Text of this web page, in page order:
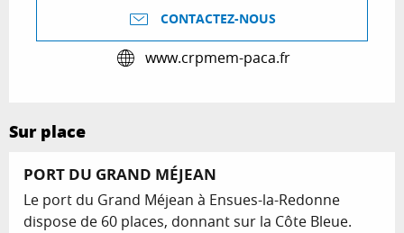
CONTACTEZ-NOUS
www.crpmem-paca.fr
Sur place
PORT DU GRAND MÉJEAN
Le port du Grand Méjean à Ensues-la-Redonne
dispose de 60 places, donnant sur la Côte Bleue.